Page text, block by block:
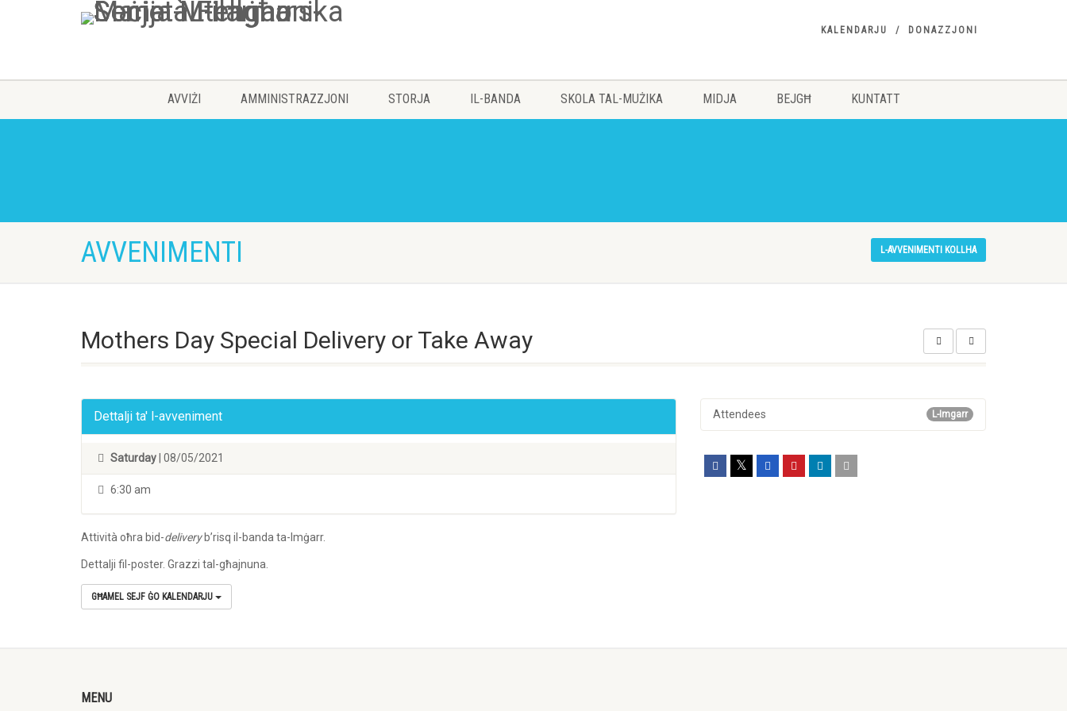
KALENDARJU DONAZZJONI
AVVIŻI AMMINISTRAZZJONI STORJA IL-BANDA SKOLA TAL-MUŻIKA MIDJA BEJGĦ KUNTATT
AVVENIMENTI L-AVVENIMENTI KOLLHA
Mothers Day Special Delivery or Take Away
Dettalji ta' l-avveniment
Saturday | 08/05/2021
6:30 am
L-Imgarr
Attendees
Attività oħra bid-deliveryb’risq il-banda ta-Imġarr.
Dettalji fil-poster. Grazzi tal-għajnuna.
GĦAMEL SEJF ĠO KALENDARJU
MENU